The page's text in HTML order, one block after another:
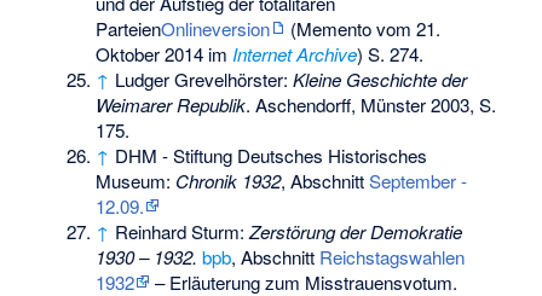
ParteienOnlineversion (Mementovom 21.
Oktober 2014 im Internet Archive) S. 274.
↑ Ludger Grevelhörster:Kleine Geschichte der
Weimarer Republik. Aschendorff, Münster 2003, S.
175.
↑ DHM - Stiftung Deutsches Historisches
Museum: Chronik 1932, AbschnittSeptember -
12.09.
↑ Reinhard Sturm:Zerstörung der Demokratie
1930 – 1932. bpb, Abschnitt Reichstagswahlen
1932
– Erläuterung zum Misstrauensvotum.